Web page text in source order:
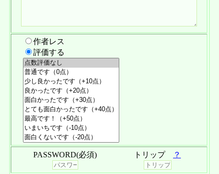
ければ、もう少し詳しく教えて頂けると助かります。
とまれ。
企画参加、お疲れさまでした。
(0521 追記)
最後の質問についてですが、理解しました。
つまり主人公は、あのシーンで美間城氏＝ファルーシャの正体を知
ってしまう。にもかかわらず、マインドコントロールによって怪物
の懐に向かわずにはいられない。そういう流れが作れるという意味
ですね？
それですと、ストーリーの都合でレイピストを使い捨てキャラにし
ているという点は変わりませんが、それはいいのでしょうか？
＞月の民から「アイツ早過ぎるんだけどー！？」と大層に嫌がられ
たそうな。
確かに早き者だと嫌がられそうですね、お姫様に（笑）
いろいろ書いてしまいましたが、かぐや姫ネタが楽しい作品でし
た。
今後のご活躍を期待しています。
E-Mail
E-Mail
クスリとしながら楽しく読ませていただきました。個人的には姫の
「帰れ☆」が好みです……何というか、全くキャラも設定も一致し
てはいないのですが、東方の輝夜ちゃんを連想したのは自分だけで
しょうか。
ところで指摘ですが、テーマの「不思議な卵」がそれほど活かさ
れていないように感じました。
「子安貝」を知らなかった自分としてはその名前だけで不思議では
あるのですが、この部分、特に掘り下げられていませんし極端な話
ただの卵の殻ですからね……物語中で何かしらの解釈が付け加えら
れているのならともかく、姫が単純に「取ってこいや」と言っただ
けの代物では「不思議」とは言いかねます。
因みに自分は「竹取物語」の本筋に関してもさほど詳しくはあり
ません。
ぱっと思いついただけのアイデアですが、姫様の「帰れ☆」が
「孵れ☆」に繋げられるような文脈だったのなら面白かったかもな
ツバメのキャラも面白いものでしたし、どういうバトルを繰り広げ
るのか、王子との友情がどのように芽生えるのか、それをドラマテ
ィックに描いてほしかったです。
もったいないなぁと感じてしまいました。
以上となります。
読ませていただき、ありがとうございました。
E-Mail
作者レス
評価する
PASSWORD(必須) トリップ ？